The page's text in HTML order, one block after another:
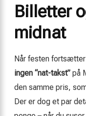
Billetter
midnat
Når festen
ingen “nat-takst” på
den samme pris,
Der er dog et par